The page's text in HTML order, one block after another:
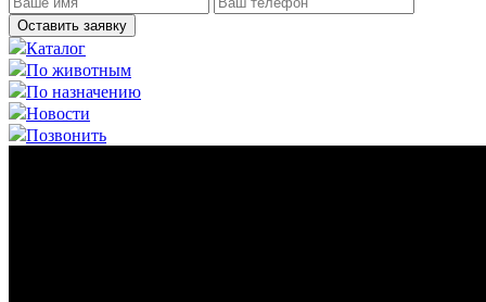
Оставить заявку
Каталог
По животным
По назначению
Новости
Позвонить